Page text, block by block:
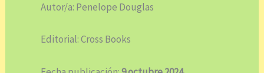
Autor/a: Penelope Douglas
Editorial: Cross Books